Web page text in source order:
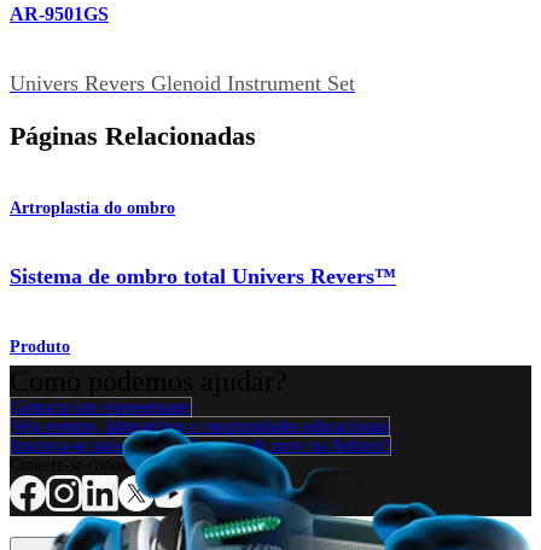
AR-9501GS
Univers Revers Glenoid Instrument Set
Páginas Relacionadas
Artroplastia do ombro
Sistema de ombro total Univers Revers™
Produto
Contacte um representante
Veja eventos, laboratórios e oportunidades educacionais
Inscreva-se para receber: O que há de novo na Arthrex?
Conecte-se conosco